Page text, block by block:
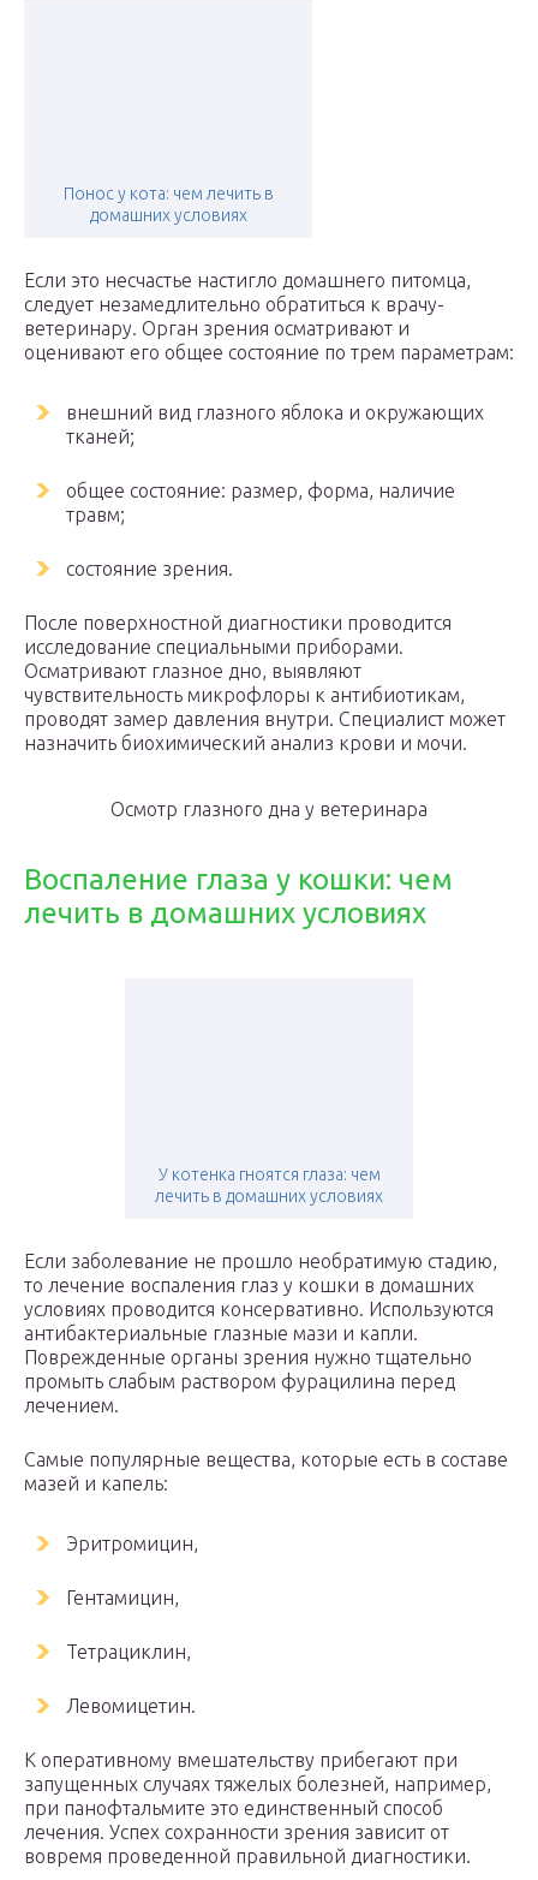
Понос у кота: чем лечить в
домашних условиях
Если это несчастье настигло домашнего питомца,
следует незамедлительно обратиться к врачу-
ветеринару. Орган зрения осматривают и
оценивают его общее состояние по трем параметрам:
внешний вид глазного яблока и окружающих
тканей;
общее состояние: размер, форма, наличие
травм;
состояние зрения.
После поверхностной диагностики проводится
исследование специальными приборами.
Осматривают глазное дно, выявляют
чувствительность микрофлоры к антибиотикам,
проводят замер давления внутри. Специалист может
назначить биохимический анализ крови и мочи.
Осмотр глазного дна у ветеринара
Воспаление глаза у кошки: чем
лечить в домашних условиях
У котенка гноятся глаза: чем
лечить в домашних условиях
Если заболевание не прошло необратимую стадию,
то лечение воспаления глаз у кошки в домашних
условиях проводится консервативно. Используются
антибактериальные глазные мази и капли.
Поврежденные органы зрения нужно тщательно
промыть слабым раствором фурацилина перед
лечением.
Самые популярные вещества, которые есть в составе
мазей и капель:
Эритромицин,
Гентамицин,
Тетрациклин,
Левомицетин.
К оперативному вмешательству прибегают при
запущенных случаях тяжелых болезней, например,
при панофтальмите это единственный способ
лечения. Успех сохранности зрения зависит от
вовремя проведенной правильной диагностики.